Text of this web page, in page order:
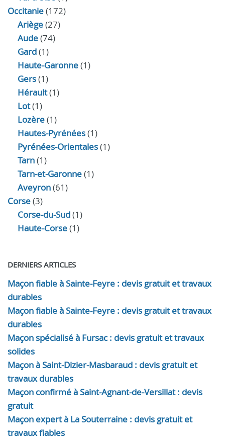
Occitanie(172)
Ariège(27)
Aude(74)
Gard(1)
Haute-Garonne(1)
Gers(1)
Hérault(1)
Lot(1)
Lozère(1)
Hautes-Pyrénées(1)
Pyrénées-Orientales(1)
Tarn(1)
Tarn-et-Garonne(1)
Aveyron(61)
Corse(3)
Corse-du-Sud(1)
Haute-Corse(1)
DERNIERS ARTICLES
Maçon fiable à Sainte-Feyre : devis gratuit et travaux
durables
Maçon fiable à Sainte-Feyre : devis gratuit et travaux
durables
Maçon spécialisé à Fursac : devis gratuit et travaux
solides
Maçon à Saint-Dizier-Masbaraud : devis gratuit et
travaux durables
Maçon confirmé à Saint-Agnant-de-Versillat : devis
gratuit
Maçon expert à La Souterraine : devis gratuit et
travaux fiables